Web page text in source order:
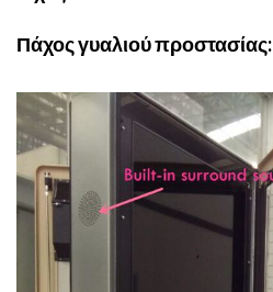
Πάχος γυαλιού προστασίας: